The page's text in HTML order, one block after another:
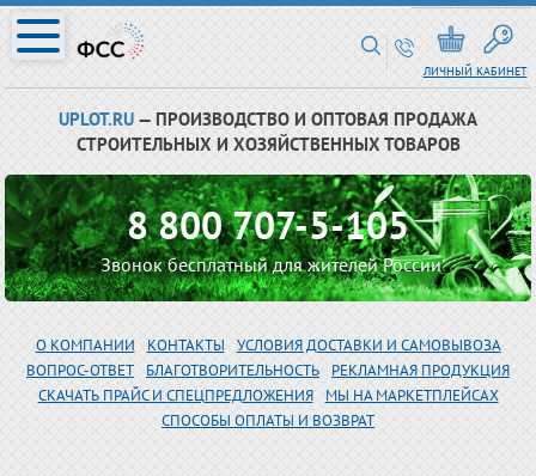
ЛИЧНЫЙ КАБИНЕТ
UPLOT.RU — ПРОИЗВОДСТВО И ОПТОВАЯ ПРОДАЖА
СТРОИТЕЛЬНЫХ И ХОЗЯЙСТВЕННЫХ ТОВАРОВ
8 800 707-5-105
Звонок бесплатный для жителей России
О КОМПАНИИ КОНТАКТЫ
УСЛОВИЯ ДОСТАВКИ И САМОВЫВОЗА
ВОПРОС-ОТВЕТ
БЛАГОТВОРИТЕЛЬНОСТЬ
РЕКЛАМНАЯ ПРОДУКЦИЯ
СКАЧАТЬ ПРАЙС И СПЕЦПРЕДЛОЖЕНИЯ
МЫ НА МАРКЕТПЛЕЙСАХ
СПОСОБЫ ОПЛАТЫ И ВОЗВРАТ